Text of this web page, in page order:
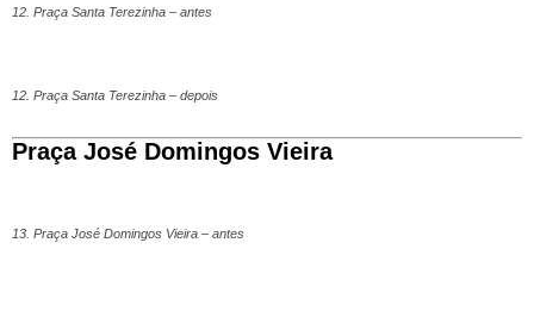
12. Praça Santa Terezinha – antes
12. Praça Santa Terezinha – depois
Praça José Domingos Vieira
13. Praça José Domingos Vieira – antes